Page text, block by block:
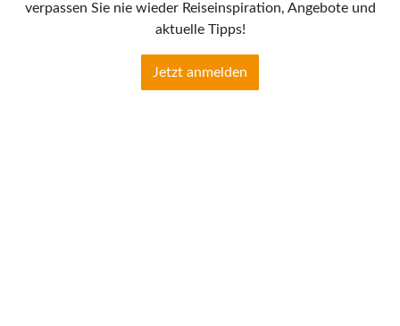
verpassen Sie nie wieder Reiseinspiration, Angebote und
aktuelle Tipps!
Jetzt anmelden